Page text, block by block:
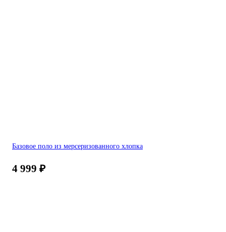
Базовое поло из мерсеризованного хлопка
4 999 ₽